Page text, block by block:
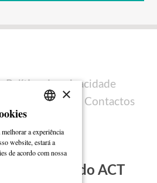
Política de privacidade
Ficha técnica Contactos
Newsletter do ACT
ENGLISH
×
a experiência
website, estará a
de acordo com nossa